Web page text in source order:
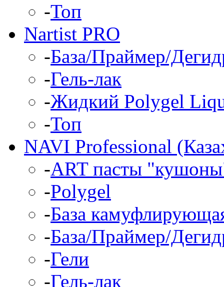
-Топ
Nartist PRO
-База/Праймер/
-Гель-лак
-Жидкий Polygel
-Топ
NAVI Professional
-ART пасты
-Polygel
-База
-База/Праймер/
-Гели
-Гель-лак